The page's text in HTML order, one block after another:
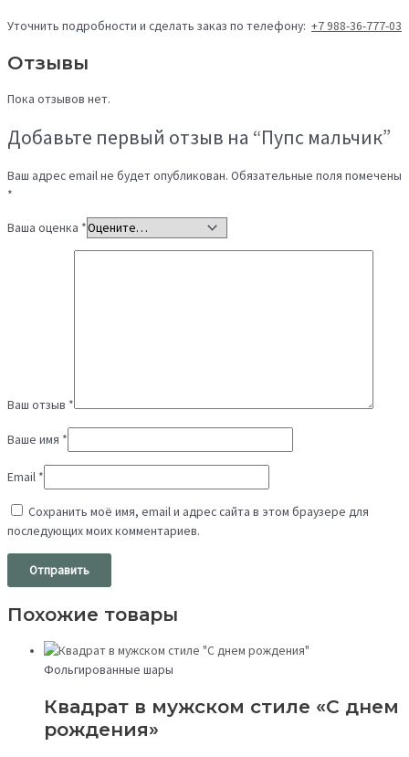
Уточнить подробности и сделать заказ по телефону: +7 988-36-777-03
Отзывы
Пока отзывов нет.
Добавьте первый отзыв на “Пупс мальчик”
Ваш адрес email не будет опубликован. Обязательные поля помечены
*
Ваша оценка *
Ваш отзыв *
Ваше имя *
Email *
Сохранить моё имя, email и адрес сайта в этом браузере для
последующих моих комментариев.
Похожие товары
Фольгированные шары
Квадрат в мужском стиле «С днем
рождения»